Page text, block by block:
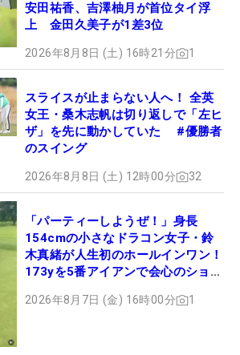
安田祐香、吉澤柚月が首位タイ浮
上 金田久美子が1差3位
2026年8月8日 (土) 16時21分 1
スライスが止まらない人へ！ 全英
女王・桑木志帆は切り返しで「左ヒ
ザ」を先に動かしていた #優勝者
のスイング
2026年8月8日 (土) 12時00分 32
「パーティーしようぜ！」身長
154cmの小さなドラコン女子・鈴
木真緒が人生初のホールインワン！
173yを5番アイアンで会心のショッ
2026年8月7日 (金) 16時00分 1